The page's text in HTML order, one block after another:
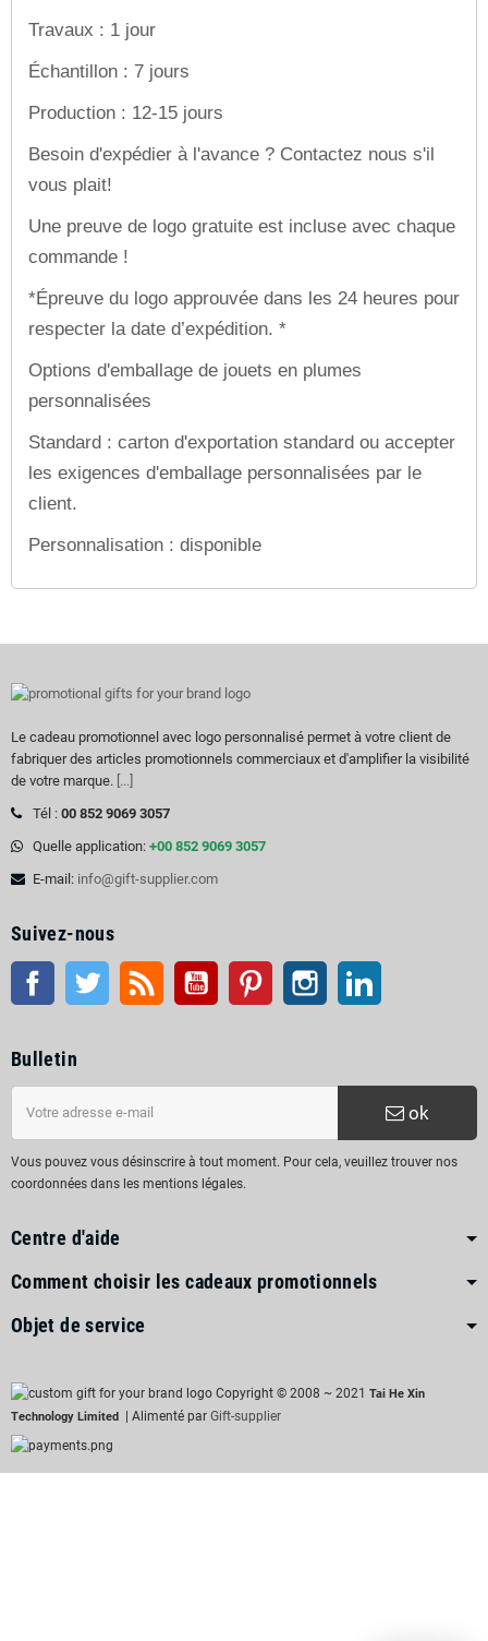
Travaux : 1 jour
Échantillon : 7 jours
Production : 12-15 jours
Besoin d'expédier à l'avance ? Contactez nous s'il
vous plait!
Une preuve de logo gratuite est incluse avec chaque
commande !
*Épreuve du logo approuvée dans les 24 heures pour
respecter la date d’expédition. *
Options d'emballage de jouets en plumes
personnalisées
Standard : carton d'exportation standard ou accepter
les exigences d'emballage personnalisées par le
client.
Personnalisation : disponible
Le cadeau promotionnel avec logo personnalisé permet à votre client de
fabriquer des articles promotionnels commerciaux et d'amplifier la visibilité
de votre marque. [...]
Tél : 00 852 9069 3057
Quelle application: +00 852 9069 3057
E-mail: info@gift-supplier.com
Suivez-nous
Facebook Twitter RSS Youtube Pinterest Instagram
Bulletin
ok
Vous pouvez vous désinscrire à tout moment. Pour cela, veuillez trouver nos
coordonnées dans les mentions légales.
Centre d'aide
Comment choisir les cadeaux promotionnels
Objet de service
Copyright © 2008 ~ 2021 Tai He Xin
Technology Limited | Alimenté par Gift-supplier